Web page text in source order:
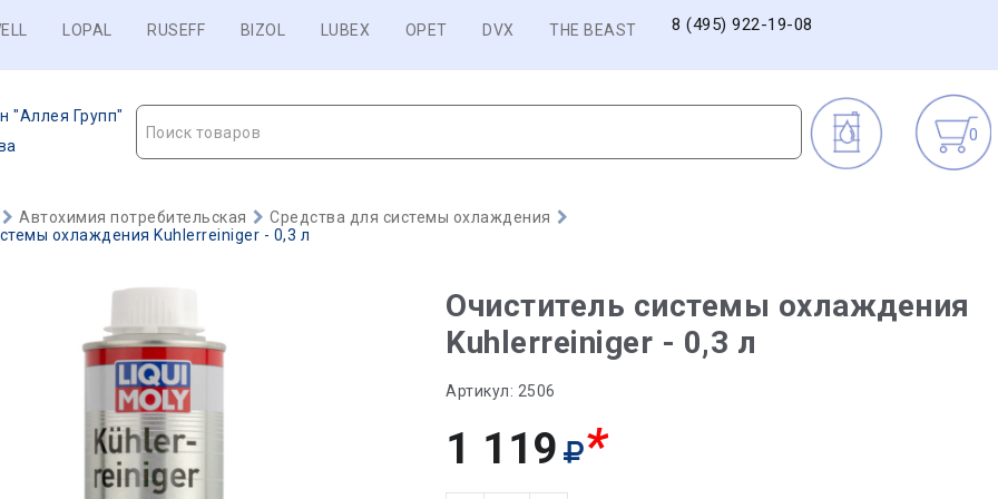
LOPAL RUSEFF BIZOL LUBEX OPET DVX THE BEAST 8 (495) 922-19-08
"Аллея Групп"
0
Поиск товаров
Автохимия потребительская
Средства для системы охлаждения
охлаждения Kuhlerreiniger - 0,3 л
Очиститель системы охлаждения
Kuhlerreiniger - 0,3 л
Артикул: 2506
1 119 *